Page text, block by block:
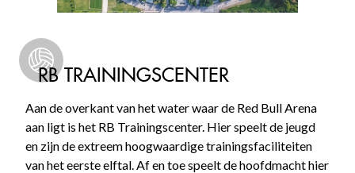
RB TRAININGSCENTER
Aan de overkant van het water waar de Red Bull Arena
aan ligt is het RB Trainingscenter. Hier speelt de jeugd
en zijn de extreem hoogwaardige trainingsfaciliteiten
van het eerste elftal. Af en toe speelt de hoofdmacht hier